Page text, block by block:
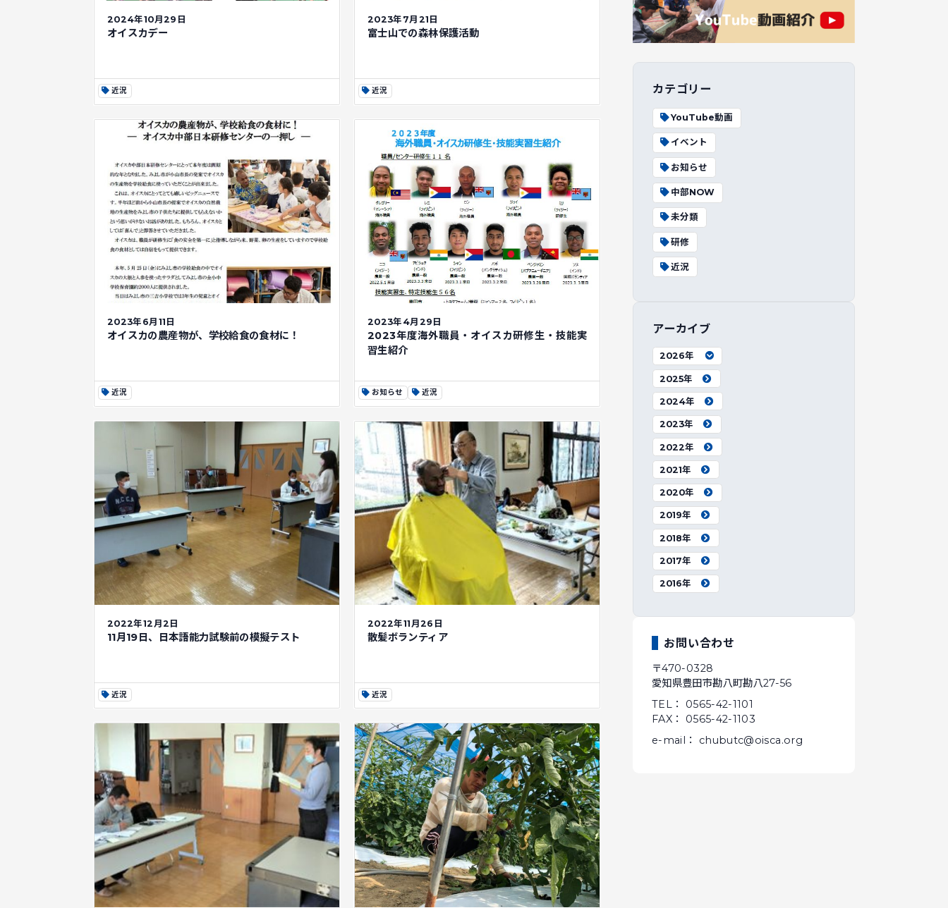
2024年10月29日
オイスカデー
近況
2023年7月21日
富士山での森林保護活動
近況
2023年6月11日
オイスカの農産物が、学校給食の食材に！
近況
2023年4月29日
2023年度海外職員・オイスカ研修生・技能実
習生紹介
お知らせ 近況
2022年12月2日
11月19日、日本語能力試験前の模擬テスト
近況
2022年11月26日
散髪ボランティア
近況
カテゴリー
YouTube動画
イベント
お知らせ
中部NOW
未分類
研修
近況
アーカイブ
2026年
2025年
2024年
2023年
2022年
2021年
2020年
2019年
2018年
2017年
2016年
お問い合わせ
〒470-0328
愛知県豊田市勘八町勘八27-56
TEL： 0565-42-1101
FAX： 0565-42-1103
e-mail： chubutc@oisca.org